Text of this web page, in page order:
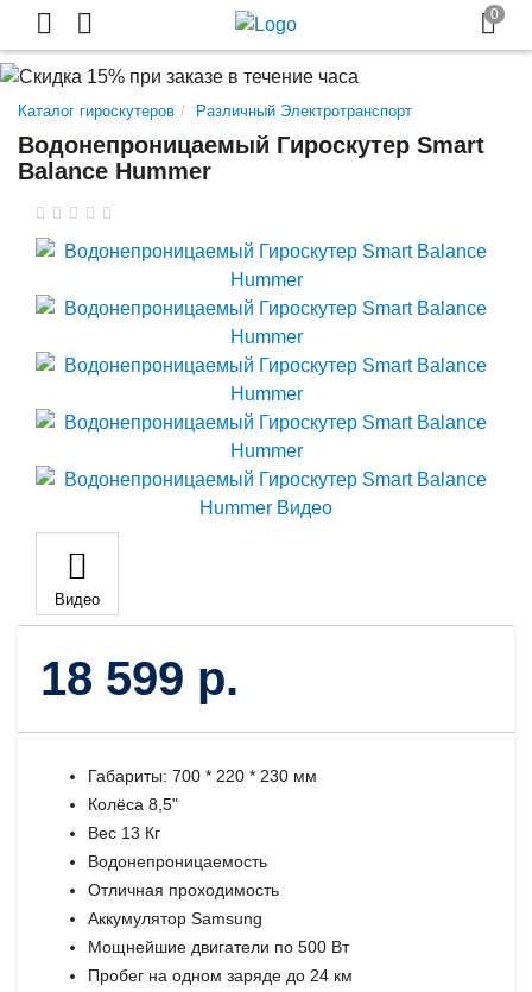
Каталог гироскутеров Различный Электротранспорт
Водонепроницаемый Гироскутер Smart
Balance Hummer
Видео
18 599 р.
Габариты: 700 * 220 * 230 мм
Колёса 8,5"
Вес 13 Кг
Водонепроницаемость
Отличная проходимость
Аккумулятор Samsung
Мощнейшие двигатели по 500 Вт
Пробег на одном заряде до 24 км